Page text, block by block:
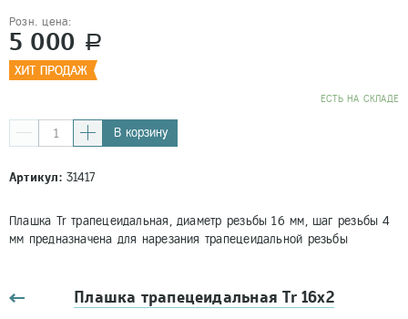
Розн. цена:
5 000 a
EСТЬ НА СКЛАДЕ
В корзину
Артикул:31417
Плашка Tr трапецеидальная, диаметр резьбы 16 мм, шаг резьбы 4
мм предназначена для нарезания трапецеидальной резьбы
Плашка трапецеидальная Tr 16х2